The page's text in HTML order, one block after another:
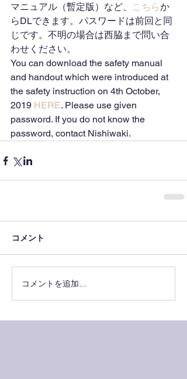
マニュアル（暫定版）など、
こちらか
らDLできます。パスワードは前回と同
じです。不明の場合は西脇まで問い合
わせください。
You can download the safety manual
and handout which were introduced at
the safety instruction on 4th October,
2019 HERE. Please use given
password. If you do not know the
password, contact Nishiwaki.
コメント
コメントを追加…